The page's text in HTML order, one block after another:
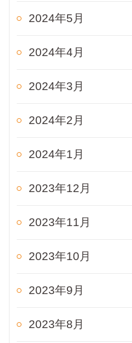
2024年5月
2024年4月
2024年3月
2024年2月
2024年1月
2023年12月
2023年11月
2023年10月
2023年9月
2023年8月